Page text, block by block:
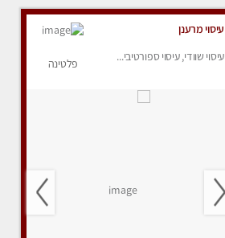
עיסוי מרענן
עיסוי שוודי, עיסוי ספורטיבי...
פלטינה